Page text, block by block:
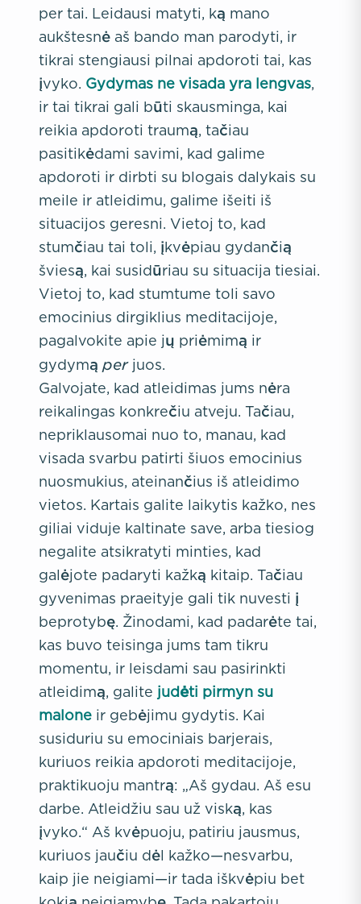
per tai. Leidausi matyti, ką mano
aukštesnė aš bando man parodyti, ir
tikrai stengiausi pilnai apdoroti tai, kas
įvyko. Gydymas ne visada yra lengvas,
ir tai tikrai gali būti skausminga, kai
reikia apdoroti traumą, tačiau
pasitikėdami savimi, kad galime
apdoroti ir dirbti su blogais dalykais su
meile ir atleidimu, galime išeiti iš
situacijos geresni. Vietoj to, kad
stumčiau tai toli, įkvėpiau gydančią
šviesą, kai susidūriau su situacija tiesiai.
Vietoj to, kad stumtume toli savo
emocinius dirgiklius meditacijoje,
pagalvokite apie jų priėmimą ir
gydymą perjuos.
Galvojate, kad atleidimas jums nėra
reikalingas konkrečiu atveju. Tačiau,
nepriklausomai nuo to, manau, kad
visada svarbu patirti šiuos emocinius
nuosmukius, ateinančius iš atleidimo
vietos. Kartais galite laikytis kažko, nes
giliai viduje kaltinate save, arba tiesiog
negalite atsikratyti minties, kad
galėjote padaryti kažką kitaip. Tačiau
gyvenimas praeityje gali tik nuvesti į
beprotybę. Žinodami, kad padarėte tai,
kas buvo teisinga jums tam tikru
momentu, ir leisdami sau pasirinkti
atleidimą, galite judėti pirmyn su
malone ir gebėjimu gydytis. Kai
susiduriu su emociniais barjerais,
kuriuos reikia apdoroti meditacijoje,
praktikuoju mantrą: „Aš gydau. Aš esu
darbe. Atleidžiu sau už viską, kas
įvyko.“ Aš kvėpuoju, patiriu jausmus,
kuriuos jaučiu dėl kažko—nesvarbu,
kaip jie neigiami—ir tada iškvėpiu bet